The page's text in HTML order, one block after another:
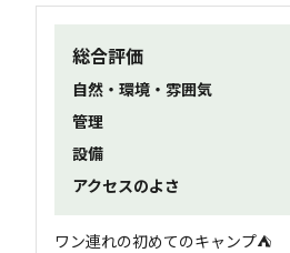
総合評価
自然・環境・雰囲気
管理
設備
アクセスのよさ
ワン連れの初めてのキャンプ⛺